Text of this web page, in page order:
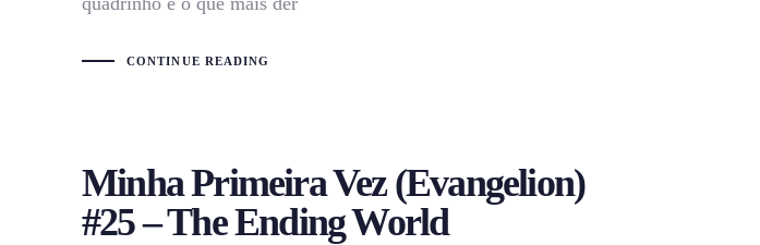
CONTINUE READING
Minha Primeira Vez (Evangelion)
#25 – The Ending World